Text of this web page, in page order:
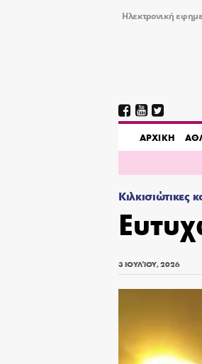
Ηλεκτρονική
AΡΧΙΚΗ
Κιλκισιώτικες
3 ΙΟΥΛΊΟΥ, 2026